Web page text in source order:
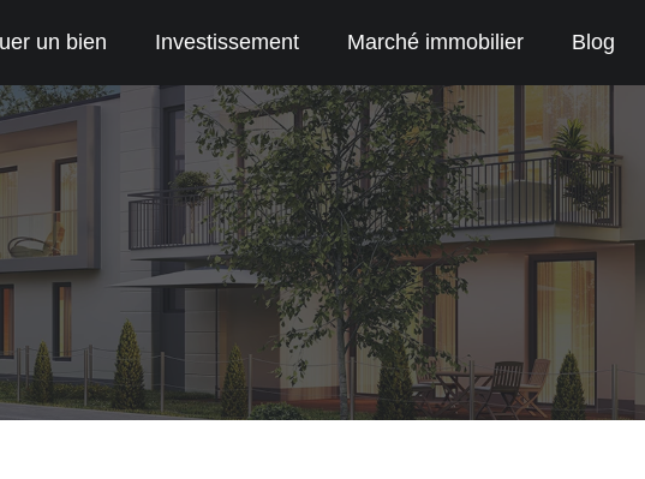
un bien Investissement Marché immobilier Blog